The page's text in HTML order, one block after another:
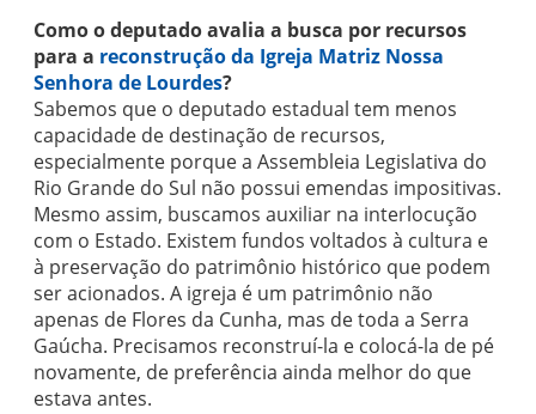
Como o deputado avalia a busca por recursos
para a reconstrução da Igreja Matriz Nossa
Senhora de Lourdes?
Sabemos que o deputado estadual tem menos
capacidade de destinação de recursos,
especialmente porque a Assembleia Legislativa do
Rio Grande do Sul não possui emendas impositivas.
Mesmo assim, buscamos auxiliar na interlocução
com o Estado. Existem fundos voltados à cultura e
à preservação do patrimônio histórico que podem
ser acionados. A igreja é um patrimônio não
apenas de Flores da Cunha, mas de toda a Serra
Gaúcha. Precisamos reconstruí-la e colocá-la de pé
novamente, de preferência ainda melhor do que
estava antes.